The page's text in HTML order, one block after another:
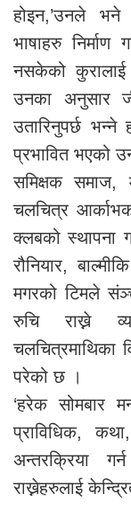
होइन,’उनले
भाषाहरु
नसकेको
उनका अनुसार
उतारिनुपर्छ
प्रभावित भएको
समिक्षक समाज,
चलचित्र
क्लबको स्थापना
रौनियार,
मगरको टिमले
रुचि राख्ने
चलचित्रमाथिका
परेको छ ।
‘हरेक सोमबार
प्राविधिक,
अन्तरक्रिया
राख्नेहरुलाई